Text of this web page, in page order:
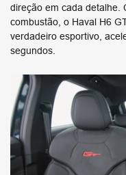
direção em cada detalhe.
combustão, o Haval H6
verdadeiro esportivo,
segundos.